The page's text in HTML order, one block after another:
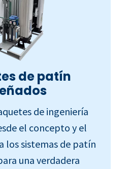
de patín
de ingeniería
el concepto y el
los sistemas de patín
una verdadera